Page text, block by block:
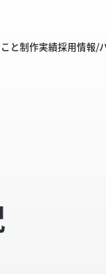
と制作実績採用情報/